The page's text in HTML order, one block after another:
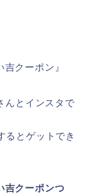
クーポン』
んとインスタで
るとゲットでき
吉クーポンつ